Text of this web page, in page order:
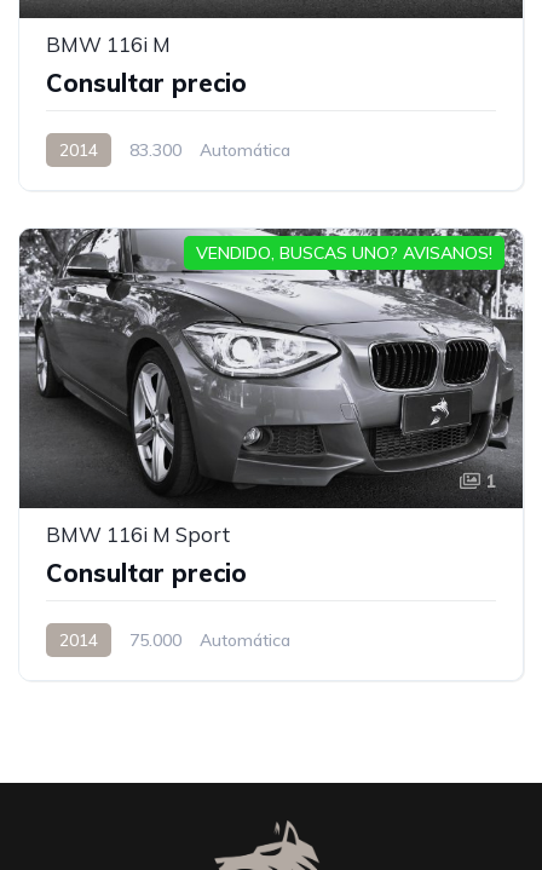
BMW 116i M
Consultar precio
2014 83.300 Automática
1
BMW 116i M Sport
Consultar precio
2014 75.000 Automática
VENDIDO, BUSCAS UNO? AVISANOS!